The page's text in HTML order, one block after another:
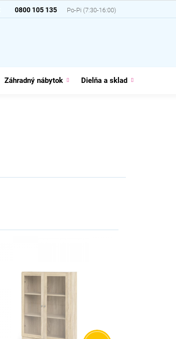
0800 105 135
Záhradný nábytok Dielňa a sklad